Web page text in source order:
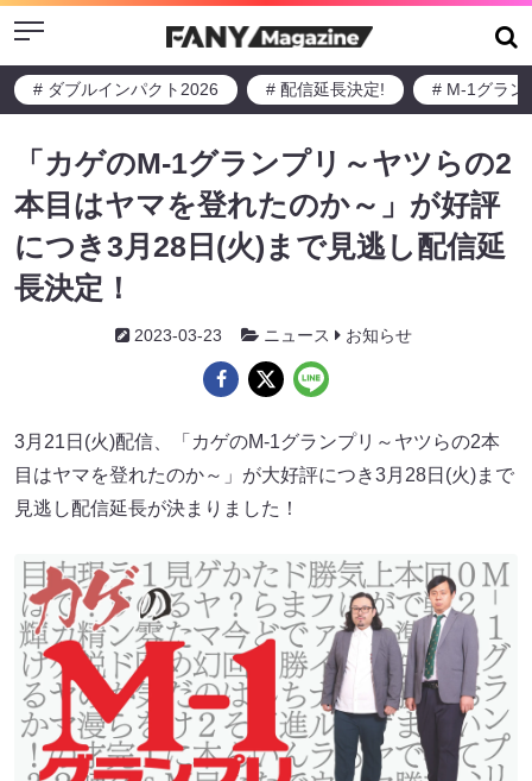
Menu
# ダブルインパクト2026 # 配信延長決定! # M-1グラン
「カゲのM-1グランプリ～ヤツらの2
本目はヤマを登れたのか～」が好評
につき3月28日(火)まで見逃し配信延
長決定！
2023-03-23 ニュース お知らせ
3月21日(火)配信、「カゲのM-1グランプリ～ヤツらの2本
目はヤマを登れたのか～」が大好評につき3月28日(火)まで
見逃し配信延長が決まりました！